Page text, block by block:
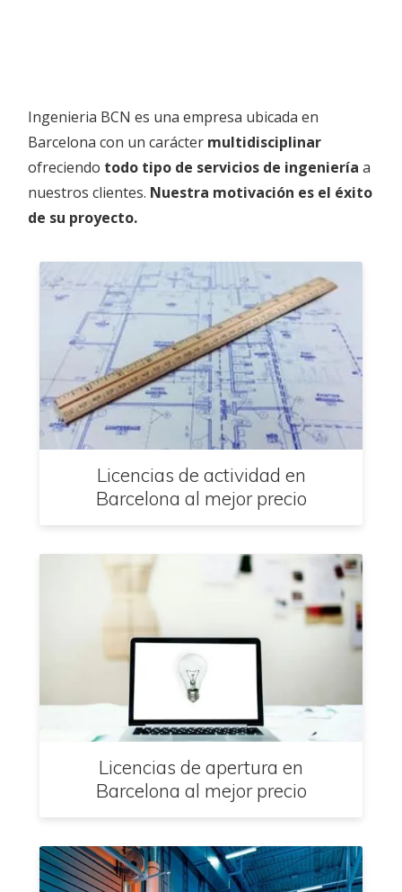
Ingenieria BCN es una empresa ubicada en
Barcelona con un carácter multidisciplinar
ofreciendo todo tipo de servicios de ingeniería a
nuestros clientes. Nuestra motivación es el éxito
de su proyecto.
Licencias de actividad en
Barcelona al mejor precio
Licencias de apertura en
Barcelona al mejor precio